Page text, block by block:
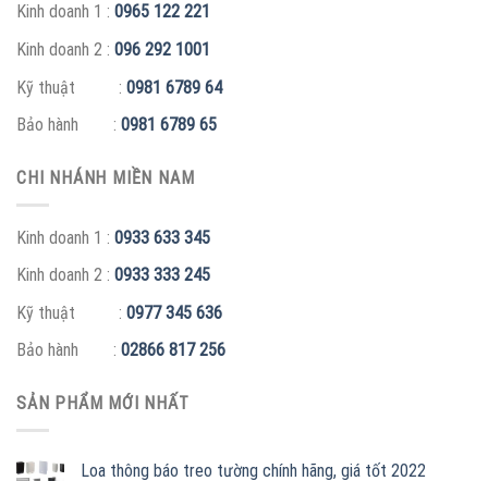
Kinh doanh 1 : 0965 122 221
Kinh doanh 2 : 096 292 1001
Kỹ thuật : 0981 6789 64
Bảo hành : 0981 6789 65
CHI NHÁNH MIỀN NAM
Kinh doanh 1 : 0933 633 345
Kinh doanh 2 : 0933 333 245
Kỹ thuật : 0977 345 636
Bảo hành : 02866 817 256
SẢN PHẨM MỚI NHẤT
Loa thông báo treo tường chính hãng, giá tốt 2022